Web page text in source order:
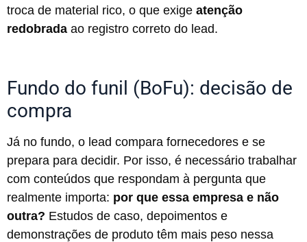
troca de material rico, o que exige atenção
redobrada ao registro correto do lead.
Fundo do funil (BoFu): decisão de
compra
Já no fundo, o lead compara fornecedores e se
prepara para decidir. Por isso, é necessário trabalhar
com conteúdos que respondam à pergunta que
realmente importa: por que essa empresa e não
outra? Estudos de caso, depoimentos e
demonstrações de produto têm mais peso nessa